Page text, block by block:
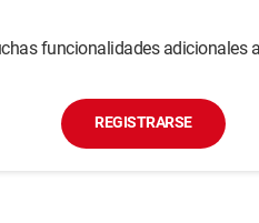
funcionalidades adicionales
REGISTRARSE